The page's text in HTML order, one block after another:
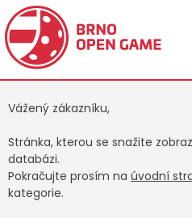
Vážený zákazníku,
Stránka, kterou se snažite
databázi.
Pokračujte prosím na úvodní
kategorie.